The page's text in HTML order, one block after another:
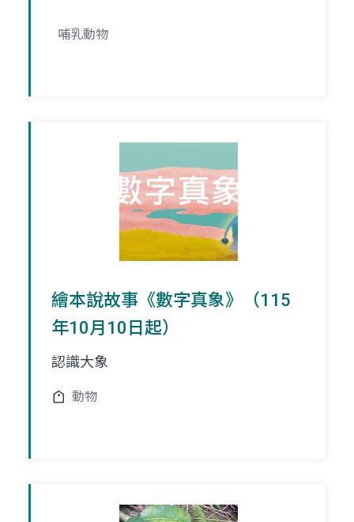
哺乳動物
繪本說故事《數字真象》（115
年10月10日起）
認識大象
動物